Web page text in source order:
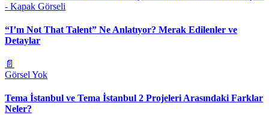
“I’m Not That Talent” Ne Anlatıyor? Merak Edilenler ve
Detaylar
📄
Görsel Yok
Tema İstanbul ve Tema İstanbul 2 Projeleri Arasındaki Farklar
Neler?